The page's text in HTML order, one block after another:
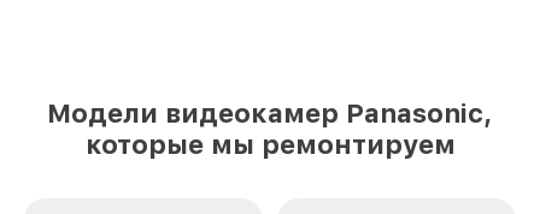
Модели видеокамер Panasonic,
которые мы ремонтируем